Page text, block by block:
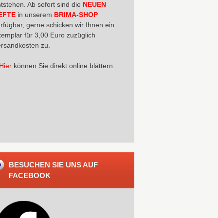
Ab sofort sind die NEUEN
in unserem BRIMA-SHOP
gerne schicken wir Ihnen ein
für 3,00 Euro zuzüglich
zu.
können Sie direkt online blättern.
BESUCHEN SIE UNS AUF
FACEBOOK